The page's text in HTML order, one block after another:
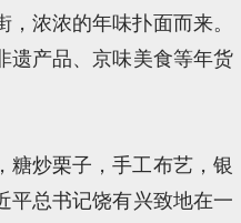
浓浓的年味扑面而来。
遗产品、京味美食等年货
糖炒栗子，手工布艺，银
总书记饶有兴致地在一